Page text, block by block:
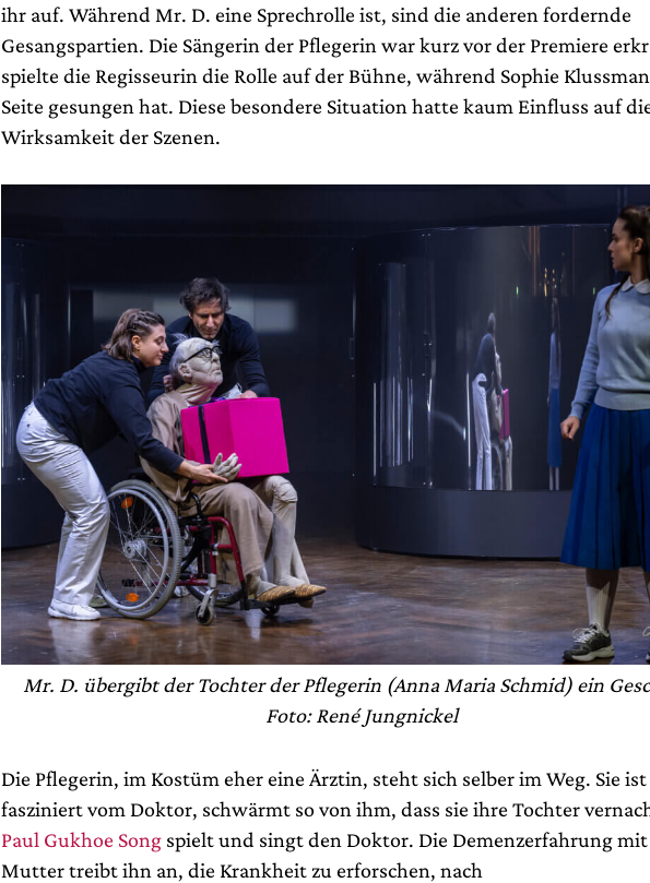
ihr auf. Während Mr. D. eine Sprechrolle ist, sind die anderen fordernde
Gesangspartien. Die Sängerin der Pflegerin war kurz vor der Premiere
spielte die Regisseurin die Rolle auf der Bühne, während Sophie
Seite gesungen hat. Diese besondere Situation hatte kaum Einfluss auf
Wirksamkeit der Szenen.
Mr. D. übergibt der Tochter der Pflegerin (Anna Maria Schmid) ein
Foto: René Jungnickel
Die Pflegerin, im Kostüm eher eine Ärztin, steht sich selber im Weg. Sie ist
fasziniert vom Doktor, schwärmt so von ihm, dass sie ihre Tochter
Paul Gukhoe Song spielt und singt den Doktor. Die Demenzerfahrung
Mutter treibt ihn an, die Krankheit zu erforschen, nach